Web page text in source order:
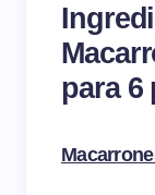
para 6